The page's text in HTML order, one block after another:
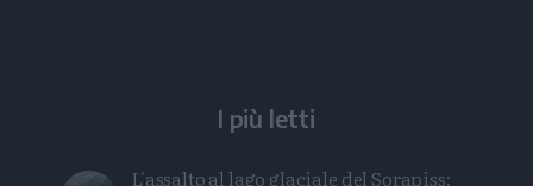
I più letti
L'assalto al lago glaciale del Sorapiss: